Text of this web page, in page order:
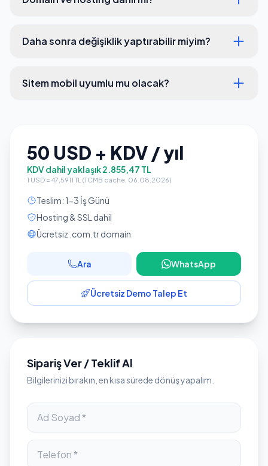
Daha sonra değişiklik yaptırabilir miyim?
Sitem mobil uyumlu mu olacak?
50 USD + KDV / yıl
KDV dahil yaklaşık 2.855,47 TL
1 USD = 47,5911 TL (TCMB cache, 06.08.2026)
Teslim: 1-3 İş Günü
Hosting & SSL dahil
Ücretsiz .com.tr domain
Ara WhatsApp
Ücretsiz Demo Talep Et
Sipariş Ver / Teklif Al
Bilgilerinizi bırakın, en kısa sürede dönüş yapalım.